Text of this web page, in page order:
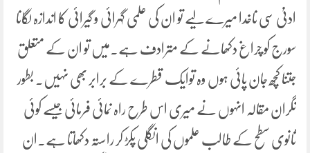
ادنیٰ سی ناخدا میرے لیے تو ان کی علمی گہرائی و گیرائی کا اندازہ لگانا
سورج کو چراغ دکھانے کے مترادف ہے۔میں تو ان کے متعلق
جتنا کچھ جان پائی ہوں وہ توایک قطرے کے برابر بھی نہیں۔ بطور
نگران مقالہ انہوں نے میری اس طرح راہ نمائی فرمائی جیسے کوئی
ثانوی سطح کے طالب علموں کی انگلی پکڑ کر راستہ دکھاتا ہے۔ان